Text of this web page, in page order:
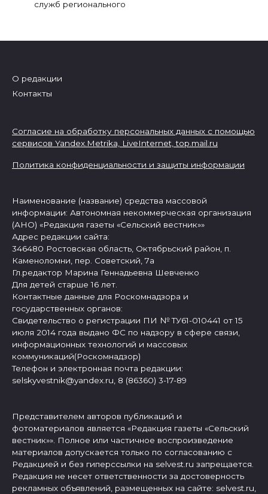
служб регионального
О редакции
Контакты
Согласие на обработку персональных данных с помощью
сервисов Yandex.Metrika, LiveInternet,top.mail.ru
Политика конфиденциальности и защиты информации
Наименование (название) средства массовой
информации: Автономная некоммерческая организация
(АНО) «Редакция газеты «Сельский вестник»»
Адрес редакции сайта:
346480 Ростовская область, Октябрьский район, п.
Каменоломни, пер. Советский, 7а
Гл.редактор Марина Геннадьевна Шевченко
Для детей старше 16 лет.
Контактные данные для Роскомнадзора и
государственных органов:
Свидетельство о регистрации ПИ № ТУ61-010441 от 15
июля 2014 года выдано ФС по надзору в сфере связи,
информационных технологий и массовых
коммуникаций(Роскомнадзор)
Телефон и электронная почта редакции:
selskyvestnik@yandex.ru, 8 (86360) 3-17-89
Представителем авторов публикаций и
фотоматериалов является «Редакция газеты «Сельский
вестник»». Полное или частичное воспроизведение
материалов допускается только по согласованию с
Редакцией и без гиперссылки на selvest.ru запрещается.
Редакция не несет ответственности за достоверность
рекламных объявлений, размещенных на сайте: selvest.ru,